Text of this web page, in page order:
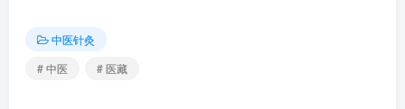
中医针灸
# 中医
# 医藏